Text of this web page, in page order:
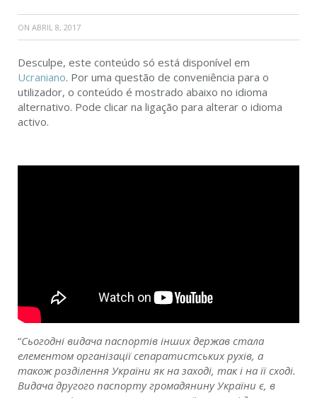
ON ABRIL 8, 2017
Desculpe, este conteúdo só está disponível em
Ucraniano. Por uma questão de conveniência para o
utilizador, o conteúdo é mostrado abaixo no idioma
alternativo. Pode clicar na ligação para alterar o idioma
activo.
“Сьогодні видача паспортів інших держав стала
елементом організації сепаратистських рухів, а
також розділення України як на заході, так і на її сході.
Видача другого паспорту громадянину України є, в